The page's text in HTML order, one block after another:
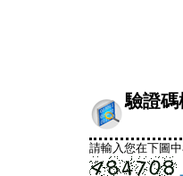
驗證碼
請輸入您在下圖